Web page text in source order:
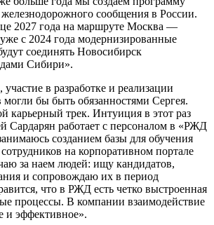
железнодорожного сообщения в России.
2027 года на маршруте Москва —
с 2024 года модернизированные
соединять Новосибирск
Сибири».
в разработке и реализации
бы быть обязанностями Сергея.
карьерный трек. Интуиция в этот раз
Сардарян работает с персоналом в «РЖД
созданием базы для обучения
на корпоративном портале
за наем людей: ищу кандидатов,
и сопровождаю их в период
что в РЖД есть четко выстроенная
процессы. В компании взаимодействие
и эффективное».